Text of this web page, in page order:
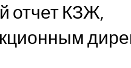
отчет КЗЖ,